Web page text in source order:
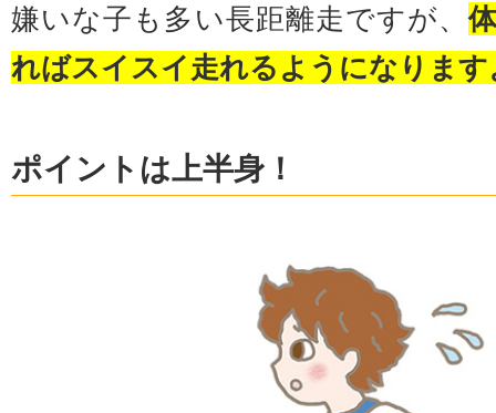
嫌いな子も多い長距離走ですが、
ればスイスイ走れるようになります
ポイントは上半身！